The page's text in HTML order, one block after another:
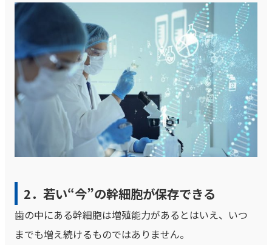
2．若い“今”の幹細胞が保存できる
歯の中にある幹細胞は増殖能力があるとはいえ、いつ
までも増え続けるものではありません。